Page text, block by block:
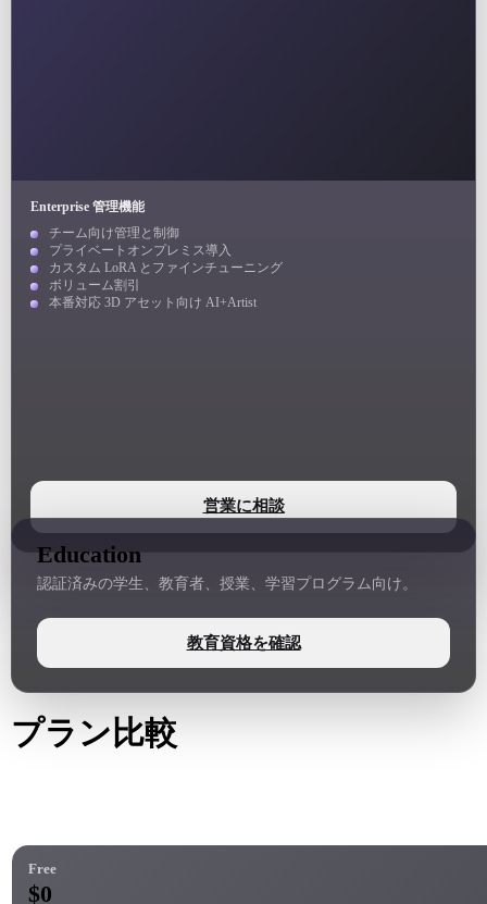
Enterprise 管理機能
チーム向け管理と制御
プライベートオンプレミス導入
カスタム LoRA とファインチューニング
ボリューム割引
本番対応 3D アセット向け AI+Artist
営業に相談
Education
認証済みの学生、教育者、授業、学習プログラム向け。
教育資格を確認
プラン比較
Free
$0